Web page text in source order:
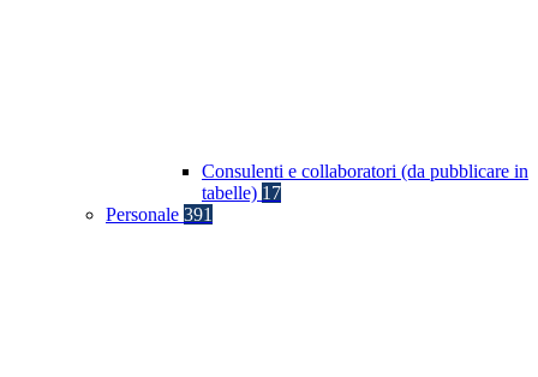
Consulenti e collaboratori (da pubblicare in
tabelle) 17
Personale 391